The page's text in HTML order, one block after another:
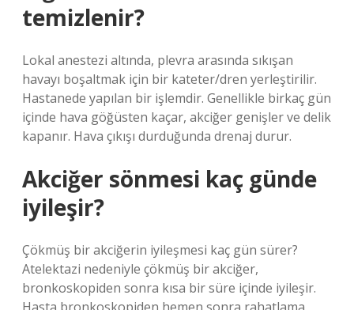
temizlenir?
Lokal anestezi altında, plevra arasında sıkışan
havayı boşaltmak için bir kateter/dren yerleştirilir.
Hastanede yapılan bir işlemdir. Genellikle birkaç gün
içinde hava göğüsten kaçar, akciğer genişler ve delik
kapanır. Hava çıkışı durduğunda drenaj durur.
Akciğer sönmesi kaç günde
iyileşir?
Çökmüş bir akciğerin iyileşmesi kaç gün sürer?
Atelektazi nedeniyle çökmüş bir akciğer,
bronkoskopiden sonra kısa bir süre içinde iyileşir.